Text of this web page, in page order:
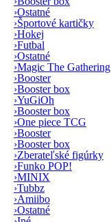
›Ostatné
›Športové kartičky
›Hokej
›Futbal
›Ostatné
›Magic The Gathering
›Booster
›Booster box
›YuGiOh
›Booster box
›One piece TCG
›Booster
›Booster box
›Zberateľské figúrky
›Funko POP!
›MINIX
›Tubbz
›Amiibo
›Ostatné